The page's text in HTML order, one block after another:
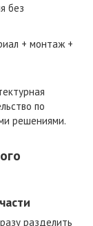
без
+ монтаж +
по
решениями.
разделить